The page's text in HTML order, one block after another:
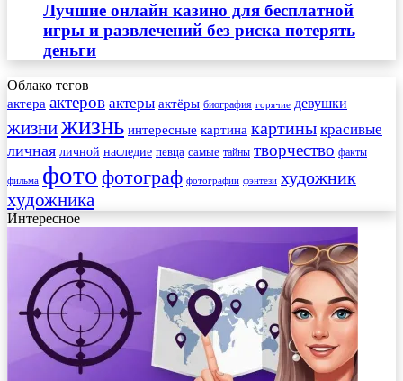
Лучшие онлайн казино для бесплатной
игры и развлечений без риска потерять
деньги
Облако тегов
актера актеров актеры актёры биография горячие девушки
жизнижизнь интересные картина картины красивые
личная личной наследие певца самые тайны творчество факты
фильма фото фотограф фотографии фэнтези художник
художника
Интересное